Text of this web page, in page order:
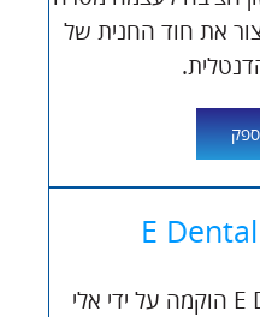
את חוד החנית של
חברת א.ח דנטל – E Dental הוקמה על ידי אלי